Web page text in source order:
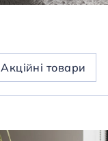
Aкційні товари